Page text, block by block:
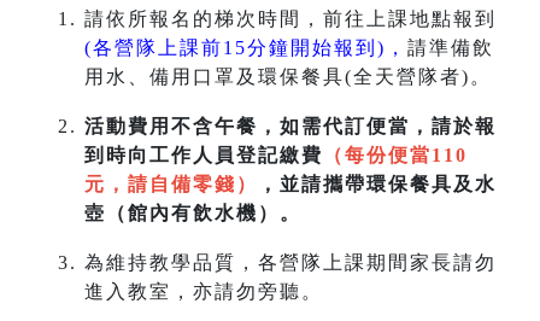
請依所報名的梯次時間，前往上課地點報到
(各營隊上課前15分鐘開始報到)， 請準備飲
用水、備用口罩及環保餐具(全天營隊者)。
活動費用不含午餐，如需代訂便當，請於報
到時向工作人員登記繳費
（每份便當110
元，請自備零錢）
，並請攜帶環保餐具及水
壺（館內有飲水機）。
為維持教學品質，各營隊上課期間家長請勿
進入教室，亦請勿旁聽。